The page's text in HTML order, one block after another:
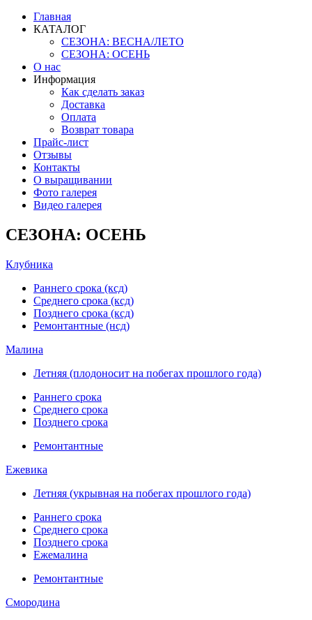
Главная
КАТАЛОГ
СЕЗОНА: ВЕСНА/ЛЕТО
СЕЗОНА: ОСЕНЬ
О нас
Информация
Как сделать заказ
Доставка
Оплата
Возврат товара
Прайс-лист
Отзывы
Контакты
О выращивании
Фото галерея
Видео галерея
СЕЗОНА: ОСЕНЬ
Клубника
Раннего срока (ксд)
Среднего срока (ксд)
Позднего срока (ксд)
Ремонтантные (нсд)
Малина
Летняя (плодоносит на побегах прошлого года)
Раннего срока
Среднего срока
Позднего срока
Ремонтантные
Ежевика
Летняя (укрывная на побегах прошлого года)
Раннего срока
Среднего срока
Позднего срока
Ежемалина
Ремонтантные
Смородина